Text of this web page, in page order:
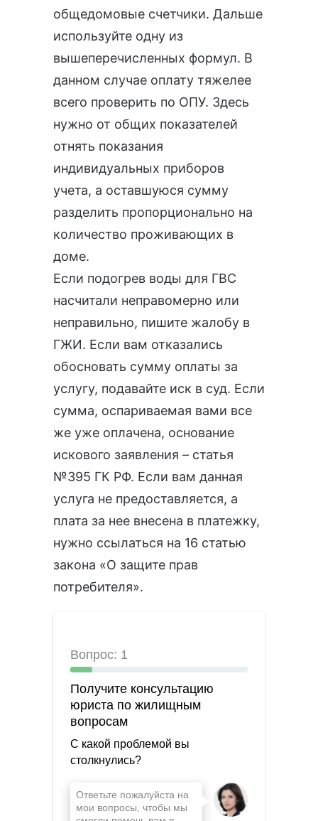
общедомовые счетчики. Дальше
используйте одну из
вышеперечисленных формул. В
данном случае оплату тяжелее
всего проверить по ОПУ. Здесь
нужно от общих показателей
отнять показания
индивидуальных приборов
учета, а оставшуюся сумму
разделить пропорционально на
количество проживающих в
доме.
Если подогрев воды для ГВС
насчитали неправомерно или
неправильно, пишите жалобу в
ГЖИ. Если вам отказались
обосновать сумму оплаты за
услугу, подавайте иск в суд. Если
сумма, оспариваемая вами все
же уже оплачена, основание
искового заявления – статья
№395 ГК РФ. Если вам данная
услуга не предоставляется, а
плата за нее внесена в платежку,
нужно ссылаться на 16 статью
закона «О защите прав
потребителя».